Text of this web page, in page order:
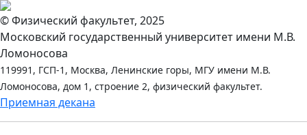
© Физический факультет, 2025
Московский государственный университет имени М.В.
Ломоносова
119991, ГСП-1, Москва, Ленинские горы, МГУ имени М.В.
Ломоносова, дом 1, строение 2, физический факультет.
Приемная декана